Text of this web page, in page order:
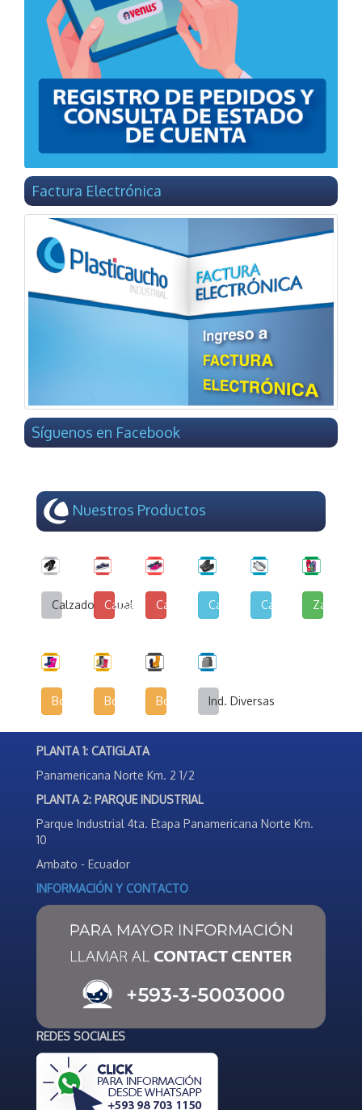
Factura Electrónica
Síguenos en Facebook
Nuestros Productos
Calzado CasualCalzado de Lona y Cuerina
Calzado de Lona Urbana
Calzado EscolarCalzado Deportivo
Botas InfantilesBotas AgrícolasBotas de Seguridad Industrial
Ind. Diversas
PLANTA 1: CATIGLATA
Panamericana Norte Km. 2 1/2
PLANTA 2: PARQUE INDUSTRIAL
Parque Industrial 4ta. Etapa Panamericana Norte Km.
10
Ambato - Ecuador
INFORMACIÓN Y CONTACTO
REDES SOCIALES